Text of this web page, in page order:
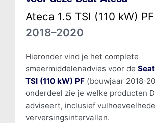
Ateca 1.5 TSI (110 kW) PF
2018–2020
Hieronder vind je het complete
smeermiddelenadvies voor de
TSI (110 kW) PF(bouwjaar 2018-
onderdeel zie je welke producten
adviseert, inclusief
verversingsintervallen.